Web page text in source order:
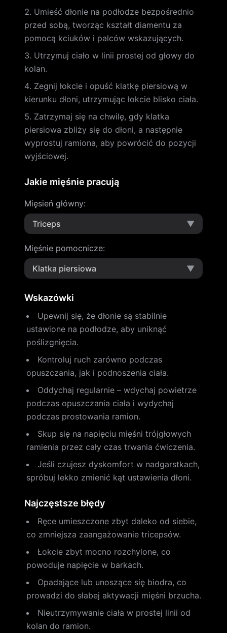
Umieść dłonie na podłodze bezpośrednio
przed sobą, tworząc kształt diamentu za
pomocą kciuków i palców wskazujących.
Utrzymuj ciało w linii prostej od głowy do
kolan.
Zegnij łokcie i opuść klatkę piersiową w
kierunku dłoni, utrzymując łokcie blisko ciała.
Zatrzymaj się na chwilę, gdy klatka
piersiowa zbliży się do dłoni, a następnie
wyprostuj ramiona, aby powrócić do pozycji
wyjściowej.
Jakie mięśnie pracują
Mięsień główny:
Triceps
▼
Mięśnie pomocnicze:
Klatka piersiowa
▼
Wskazówki
Upewnij się, że dłonie są stabilnie
ustawione na podłodze, aby uniknąć
poślizgnięcia.
Kontroluj ruch zarówno podczas
opuszczania, jak i podnoszenia ciała.
Oddychaj regularnie – wdychaj powietrze
podczas opuszczania ciała i wydychaj
podczas prostowania ramion.
Skup się na napięciu mięśni trójgłowych
ramienia przez cały czas trwania ćwiczenia.
Jeśli czujesz dyskomfort w nadgarstkach,
spróbuj lekko zmienić kąt ustawienia dłoni.
Najczęstsze błędy
Ręce umieszczone zbyt daleko od siebie,
co zmniejsza zaangażowanie tricepsów.
Łokcie zbyt mocno rozchylone, co
powoduje napięcie w barkach.
Opadające lub unoszące się biodra, co
prowadzi do słabej aktywacji mięśni brzucha.
Nieutrzymywanie ciała w prostej linii od
kolan do ramion.